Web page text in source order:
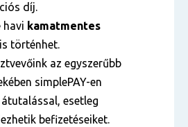
díj.
havi kamatmentes
is történhet.
az egyszerűbb
simplePAY-en
esetleg
befizetéseiket.